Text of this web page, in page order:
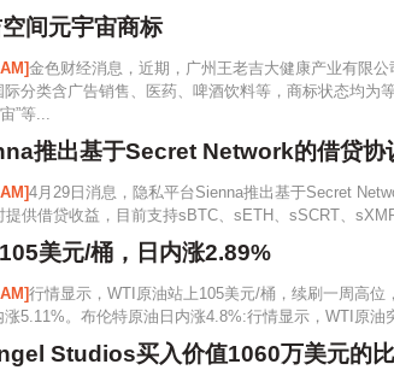
间元宇宙商标
金色财经消息，近期，广州王老吉大健康产业有限公
际分类含广告销售、医药、啤酒饮料等，商标状态均为
”等...
推出基于Secret Network的借贷
4月29日消息，隐私平台Sienna推出基于Secret
提供借贷收益，目前支持sBTC、sETH、sSCRT、
美元/桶，日内涨2.89%
行情显示，WTI原油站上105美元/桶，续刷一周高
5.11%。布伦特原油日内涨4.8%:行情显示，WTI原油
Studios买入价值1060万美元的